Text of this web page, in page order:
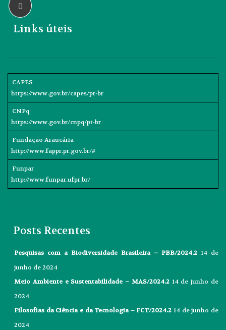
Links úteis
CAPES
https://www.gov.br/capes/pt-br
CNPq
https://www.gov.br/cnpq/pt-br
Fundação Araucária
http://www.fappr.pr.gov.br/#
Funpar
http://www.funpar.ufpr.br/
Posts Recentes
Pesquisas com a Biodiversidade Brasileira – PBB/2024.2 14 de
junho de 2024
Meio Ambiente e Sustentabilidade – MAS/2024.2 14 de junho de
2024
Filosofias da Ciência e da Tecnologia – FCT/2024.2 14 de junho de
2024